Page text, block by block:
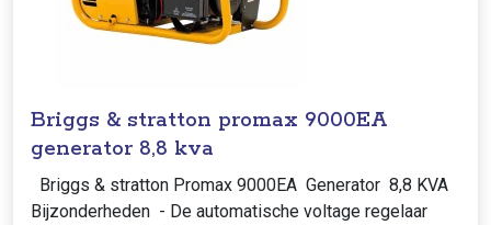
Briggs & stratton promax 9000EA
generator 8,8 kva
Bijzonderheden - De automatische voltage regelaar